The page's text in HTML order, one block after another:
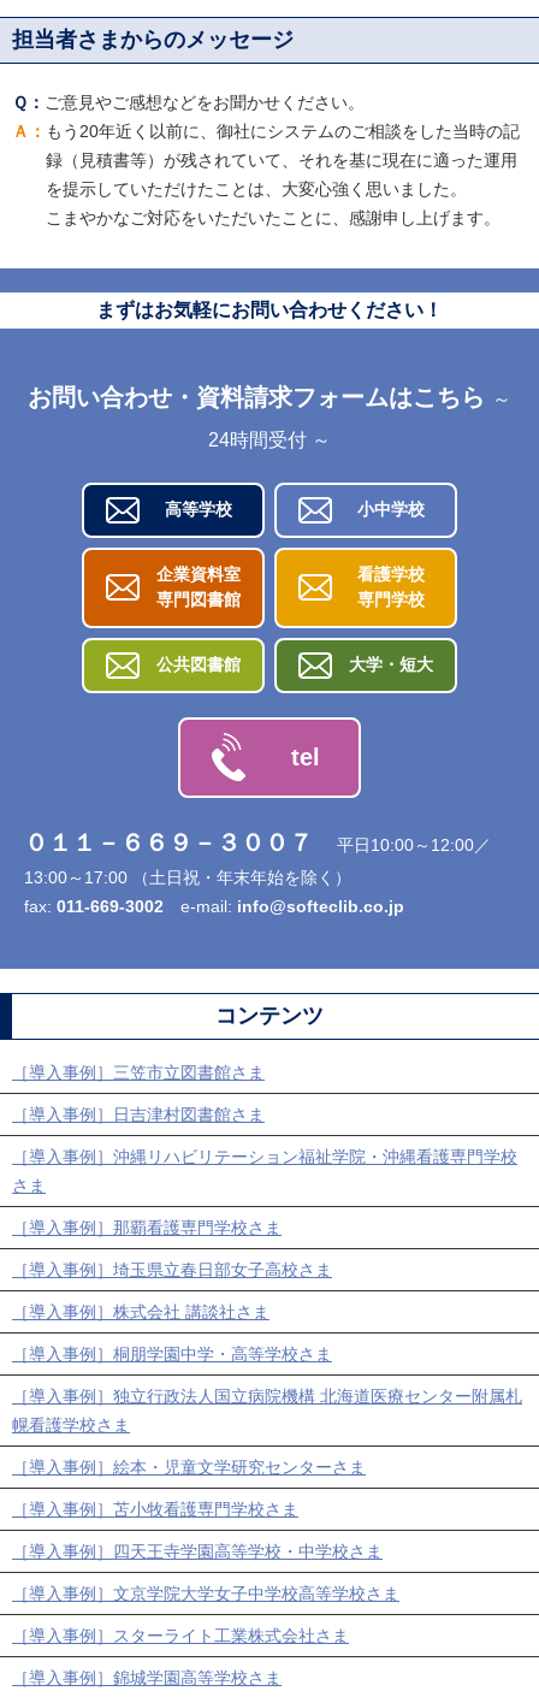
担当者さまからのメッセージ
ご意見やご感想などをお聞かせください。
もう20年近く以前に、御社にシステムのご相談をした当時の記
録（見積書等）が残されていて、それを基に現在に適った運用
を提示していただけたことは、大変心強く思いました。
こまやかなご対応をいただいたことに、感謝申し上げます。
まずはお気軽にお問い合わせください！
お問い合わせ・資料請求フォームはこちら
～
24時間受付 ～
高等学校 小中学校
企業資料室
専門図書館
看護学校
専門学校
公共図書館 大学・短大
tel
０１１－６６９－３００７
平日10:00～12:00／
13:00～17:00 （土日祝・年末年始を除く）
fax: 011-669-3002 e-mail: info@softeclib.co.jp
コンテンツ
［導入事例］三笠市立図書館さま
［導入事例］日吉津村図書館さま
［導入事例］沖縄リハビリテーション福祉学院・沖縄看護専門学校
さま
［導入事例］那覇看護専門学校さま
［導入事例］埼玉県立春日部女子高校さま
［導入事例］株式会社 講談社さま
［導入事例］桐朋学園中学・高等学校さま
［導入事例］独立行政法人国立病院機構 北海道医療センター附属札
幌看護学校さま
［導入事例］絵本・児童文学研究センターさま
［導入事例］苫小牧看護専門学校さま
［導入事例］四天王寺学園高等学校・中学校さま
［導入事例］文京学院大学女子中学校高等学校さま
［導入事例］スターライト工業株式会社さま
［導入事例］錦城学園高等学校さま